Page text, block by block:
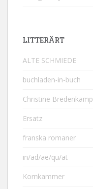
LITTERÄRT
ALTE SCHMIEDE
buchladen-in-buch
Christine Bredenkamp
Ersatz
franska romaner
in/ad/ae/qu/at
Kornkammer